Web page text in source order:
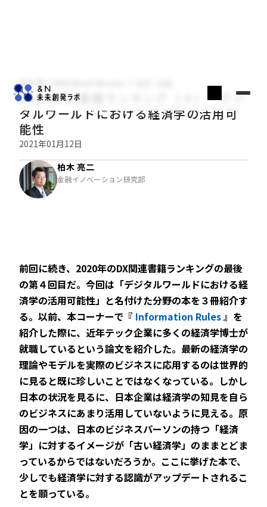
JP EN
柏木亮二のDX Book Review
2020年DX書籍ランキング（４）：デジ
タルワールドにおける経済学の活用可
能性
2021年01月12日
柏木 亮二
金融イノベーション研究部
前回に続き、2020年のDX関連書籍ランキングの最後
の第４回目だ。今回は「デジタルワールドにおける経
済学の活用可能性」と名付けた分野の本を３冊紹介す
る。以前、本コーナーで『 Information Rules』を
紹介した際に、近年テック企業に多くの経済学博士が
就職しているという論文を紹介した。最新の経済学の
理論やモデルを実際のビジネスに応用するのは世界的
に見ると既に珍しいことではなくなっている。しかし
日本の状況を見るに、日本企業は経済学の知見を自ら
のビジネスにあまり活用していないように見える。原
因の一つは、日本のビジネスパーソンの持つ「経済
学」に対するイメージが「古い経済学」のままとどま
っているからではないだろうか。ここに挙げた本で、
少しでも経済学に対する認識がアップデートされるこ
とを願っている。